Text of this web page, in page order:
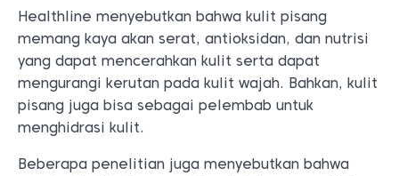
Healthline menyebutkan bahwa kulit pisang
memang kaya akan serat, antioksidan, dan nutrisi
yang dapat mencerahkan kulit serta dapat
mengurangi kerutan pada kulit wajah. Bahkan, kulit
pisang juga bisa sebagai pelembab untuk
menghidrasi kulit.
Beberapa penelitian juga menyebutkan bahwa